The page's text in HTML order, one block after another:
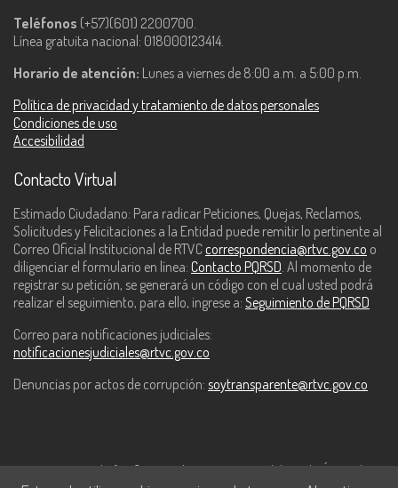
Rafael: Juan Carlos Ortega.
Roberto: Jaime Arango.
Toby 3: Santiago Lozano Balcazar.
Alonso: Eduardo Martín Gutiérrez.
Punky: Marcela Forero Falla.
Teléfonos (+57)(601) 2200700.
Línea gratuita nacional: 018000123414.
Horario de atención: Lunes a viernes de 8:00 a.m. a 5:00 p.m.
Política de privacidad y tratamiento de datos personales
Condiciones de uso
Accesibilidad
Contacto Virtual
Estimado Ciudadano: Para radicar Peticiones, Quejas, Reclamos,
Solicitudes y Felicitaciones a la Entidad puede remitir lo pertinente al
Correo Oficial Institucional de RTVC correspondencia@rtvc.gov.co o
diligenciar el formulario en línea: Contacto PQRSD . Al momento de
registrar su petición, se generará un código con el cual usted podrá
realizar el seguimiento, para ello, ingrese a: Seguimiento de PQRSD
Correo para notificaciones judiciales:
notificacionesjudiciales@rtvc.gov.co
Denuncias por actos de corrupción: soytransparente@rtvc.gov.co
Este contenido fue financiado con recursos del Fondo Único de